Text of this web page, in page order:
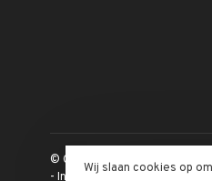
© Copyright 2026 Inofec
- Inofec Kantoormeubelen
Wij slaan cookies op